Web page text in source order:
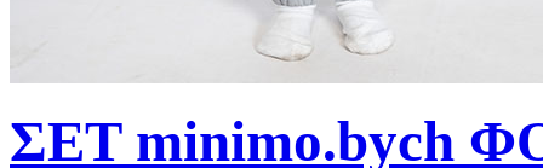
ΣΕΤ minimo.bych